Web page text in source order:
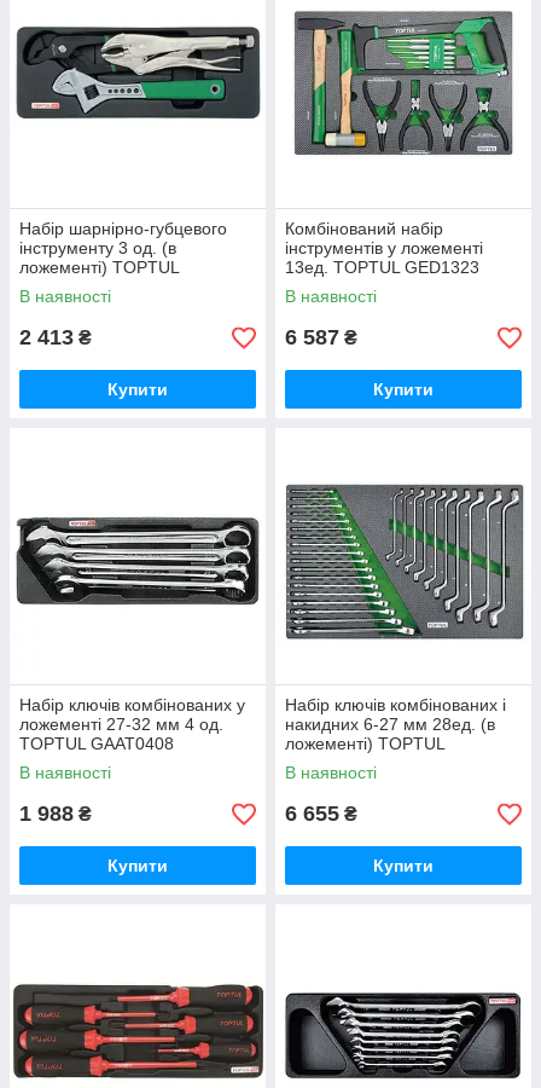
Набір шарнірно-губцевого
інструменту 3 од. (в
ложементі) TOPTUL
GBAT0301
В наявності
2 413 ₴
Купити
Комбінований набір
інструментів у ложементі
13ед. TOPTUL GED1323
В наявності
6 587 ₴
Купити
Набір ключів комбінованих у
ложементі 27-32 мм 4 од.
TOPTUL GAAT0408
В наявності
1 988 ₴
Купити
Набір ключів комбінованих і
накидних 6-27 мм 28ед. (в
ложементі) TOPTUL
GED2813
В наявності
6 655 ₴
Купити